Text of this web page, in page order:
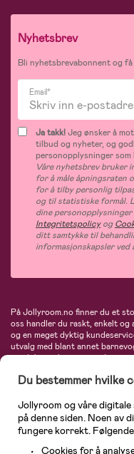
Nyhetsbrev
Bli nyhetsbrevabonnent og
Email*
Ja takk!Jeg ønsker å
tilbud og nyheter, og
personopplysninger som
Våre nyhetsbrev bruker
for å måle åpningsraten
for å tilby personlig
og til statistiske formål.
dine
Integritetspolicyog
ditt samtykke til
informasjonskapsler ved
På Jollyroom.no finner du et
oss handler du raskt, enkelt
og en meget dyktig
utvalg med blant annet
produkter til mor, mengder av
Maxi-Cosi, Baby Jogger,
største nettbutikk for barn og
Du bestemmer hvilke
Jollyroom og våre
på denne siden. Noen av
fungere korrekt.
Cookies for å